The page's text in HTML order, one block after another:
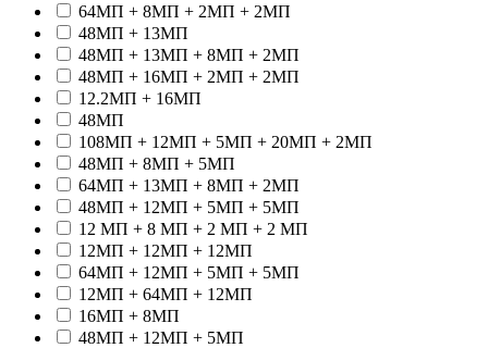
64МП + 8МП + 2МП + 2МП
48МП + 13МП
48МП + 13МП + 8МП + 2МП
48МП + 16МП + 2МП + 2МП
12.2МП + 16МП
48МП
108МП + 12МП + 5МП + 20МП + 2МП
48МП + 8МП + 5МП
64МП + 13МП + 8МП + 2МП
48МП + 12МП + 5МП + 5МП
12 МП + 8 МП + 2 МП + 2 МП
12МП + 12МП + 12МП
64МП + 12МП + 5МП + 5МП
12МП + 64МП + 12МП
16МП + 8МП
48МП + 12МП + 5МП